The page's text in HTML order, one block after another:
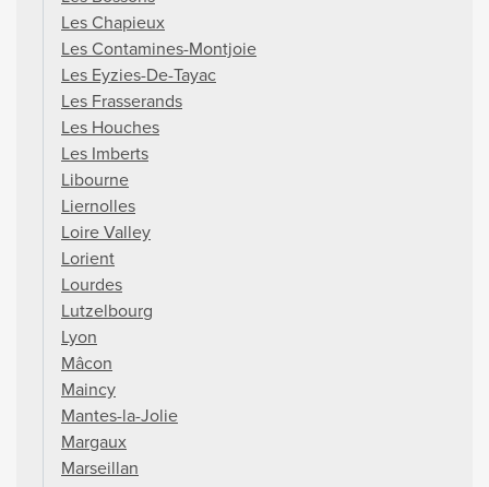
Les Chapieux
Les Contamines-Montjoie
Les Eyzies-De-Tayac
Les Frasserands
Les Houches
Les Imberts
Libourne
Liernolles
Loire Valley
Lorient
Lourdes
Lutzelbourg
Lyon
Mâcon
Maincy
Mantes-la-Jolie
Margaux
Marseillan